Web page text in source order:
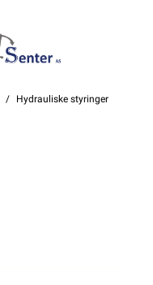
Hydrauliske styringer